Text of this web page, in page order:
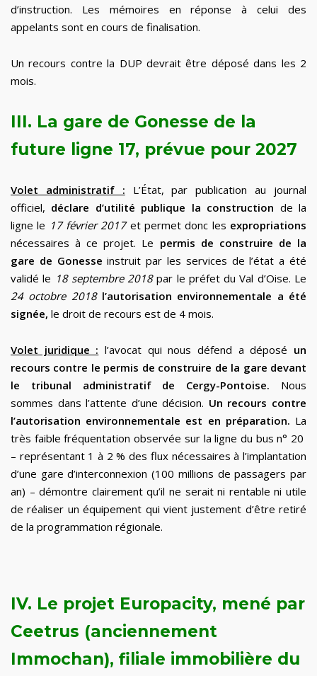
d’instruction. Les mémoires en réponse à celui des
appelants sont en cours de finalisation.
Un recours contre la DUP devrait être déposé dans les 2
mois.
III. La gare de Gonesse de la
future ligne 17, prévue pour 2027
Volet administratif : L’État, par publication au journal
officiel, déclare d’utilité publique la construction de la
ligne le 17 février 2017et permet donc les expropriations
nécessaires à ce projet. Le permis de construire de la
gare de Gonesse instruit par les services de l’état a été
validé le 18 septembre 2018par le préfet du Val d’Oise. Le
24 octobre 2018 l’autorisation environnementale a été
signée, le droit de recours est de 4 mois.
Volet juridique : l’avocat qui nous défend a déposé un
recours contre le permis de construire de la gare devant
le tribunal administratif de Cergy-Pontoise. Nous
sommes dans l’attente d’une décision. Un recours contre
l’autorisation environnementale est en préparation. La
très faible fréquentation observée sur la ligne du bus n° 20
– représentant 1 à 2 % des flux nécessaires à l’implantation
d’une gare d’interconnexion (100 millions de passagers par
an) – démontre clairement qu’il ne serait ni rentable ni utile
de réaliser un équipement qui vient justement d’être retiré
de la programmation régionale.
IV. Le projet Europacity, mené par
Ceetrus (anciennement
Immochan), filiale immobilière du